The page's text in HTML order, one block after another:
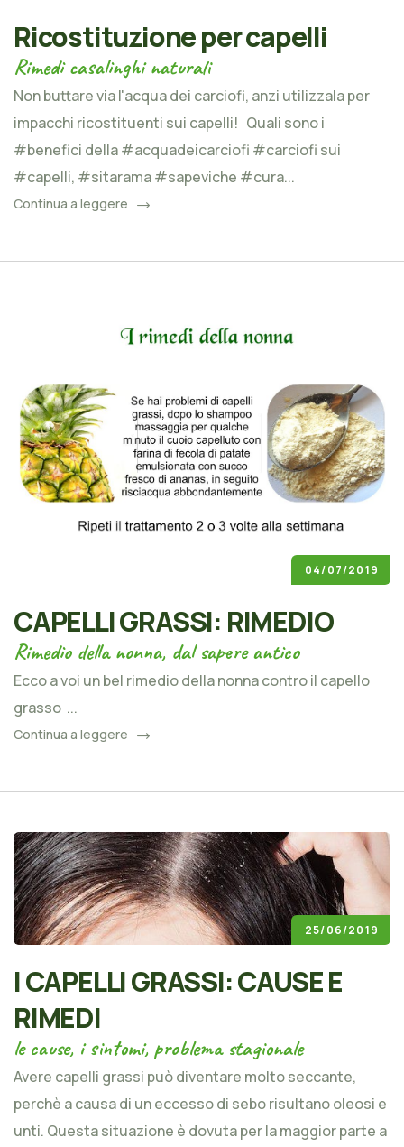
Ricostituzione per capelli
Rimedi casalinghi naturali
Non buttare via l'acqua dei carciofi, anzi utilizzala per
impacchi ricostituenti sui capelli! Quali sono i
#benefici della #acquadeicarciofi #carciofi sui
#capelli, #sitarama #sapeviche #cura...
Continua a leggere
04/07/2019
CAPELLI GRASSI: RIMEDIO
Rimedio della nonna, dal sapere antico
Ecco a voi un bel rimedio della nonna contro il capello
grasso ...
Continua a leggere
25/06/2019
I CAPELLI GRASSI: CAUSE E
RIMEDI
le cause, i sintomi, problema stagionale
Avere capelli grassi può diventare molto seccante,
perchè a causa di un eccesso di sebo risultano oleosi e
unti. Questa situazione è dovuta per la maggior parte a